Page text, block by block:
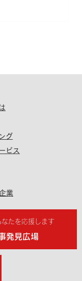
グ
ビス
業
発見広場
なたを応援します